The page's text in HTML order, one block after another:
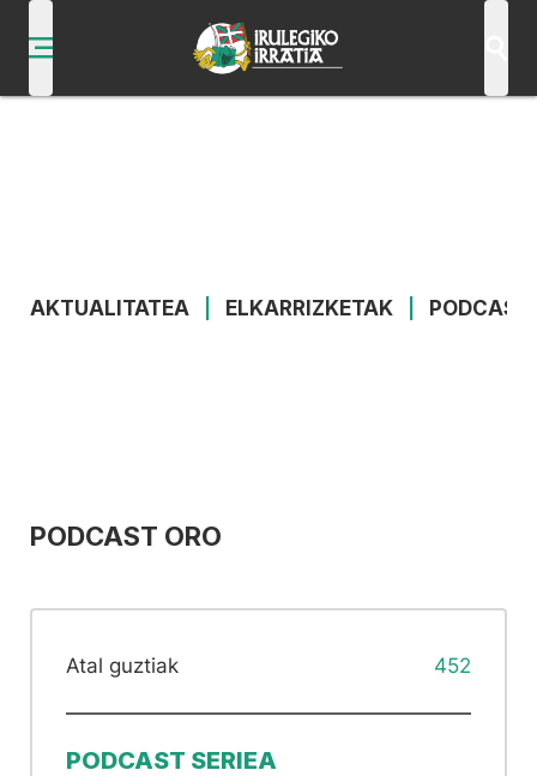
AKTUALITATEA ELKARRIZKETAK
PODCAST ORO
Atal guztiak 452
PODCAST SERIEA